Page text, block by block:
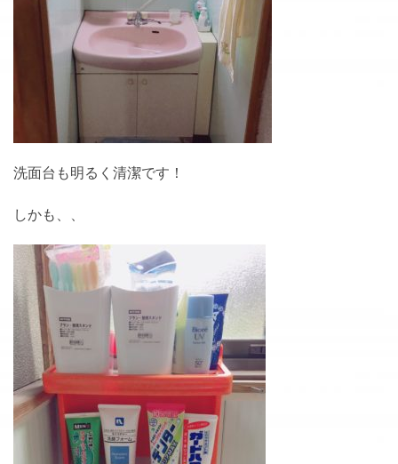
洗面台も明るく清潔です！
しかも、、